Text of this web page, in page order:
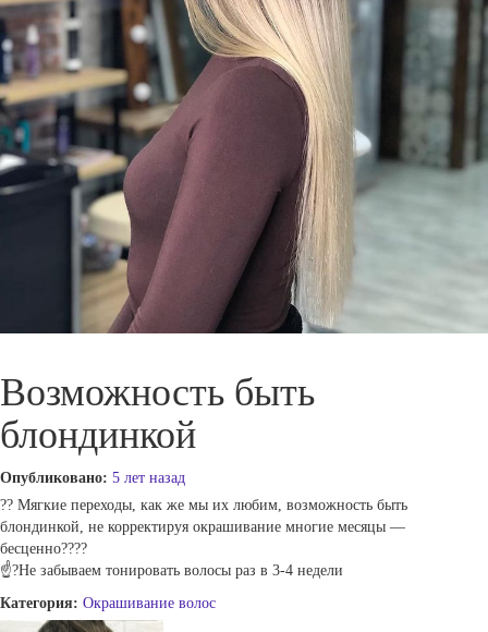
Возможность быть
блондинкой
Опубликовано: 5 лет назад
?? Мягкие переходы, как же мы их любим, возможность быть
блондинкой, не корректируя окрашивание многие месяцы —
бесценно????
☝?Не забываем тонировать волосы раз в 3-4 недели
Категория: Окрашивание волос